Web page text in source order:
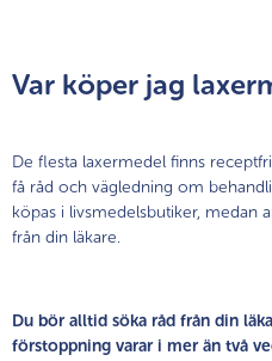
Var köper jag
De flesta laxermedel finns
få råd och vägledning om
köpas i livsmedelsbutiker, medan
från din läkare.
Du bör alltid söka råd från din
förstoppning varar i mer än två